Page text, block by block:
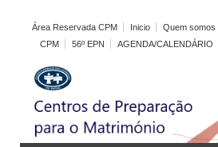
Área Reservada CPM Inicio Quem somos
CPM
56º EPN AGENDA/CALENDÁRIO